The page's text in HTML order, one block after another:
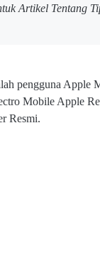
Artikel Tentang
pengguna Apple
Mobile Apple
Resmi.